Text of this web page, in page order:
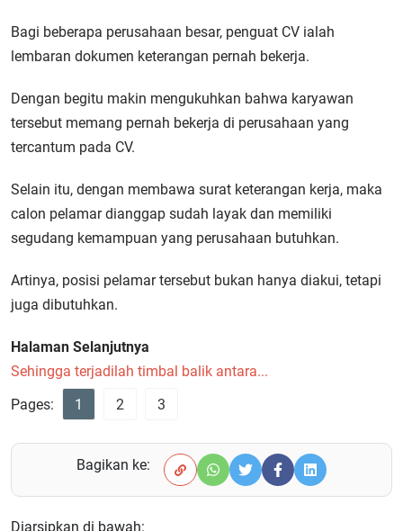
Bagi beberapa perusahaan besar, penguat CV ialah
lembaran dokumen keterangan pernah bekerja.
Dengan begitu makin mengukuhkan bahwa karyawan
tersebut memang pernah bekerja di perusahaan yang
tercantum pada CV.
Selain itu, dengan membawa surat keterangan kerja, maka
calon pelamar dianggap sudah layak dan memiliki
segudang kemampuan yang perusahaan butuhkan.
Artinya, posisi pelamar tersebut bukan hanya diakui, tetapi
juga dibutuhkan.
Halaman Selanjutnya
Sehingga terjadilah timbal balik antara...
Pages:
1 2 3
Bagikan ke:
Diarsipkan di bawah: